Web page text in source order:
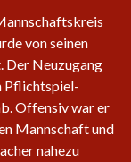
von seinen
Der Neuzugang
Pflichtspiel-
Offensiv war er
Mannschaft und
nahezu